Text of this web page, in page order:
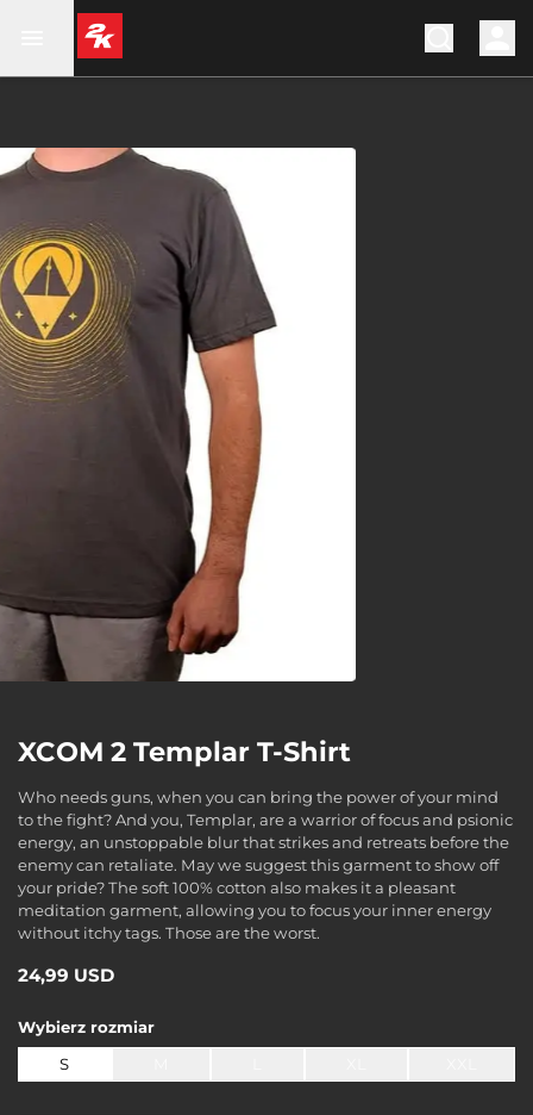
XCOM 2 Templar T-Shirt
Who needs guns, when you can bring the power of your mind
to the fight? And you, Templar, are a warrior of focus and psionic
energy, an unstoppable blur that strikes and retreats before the
enemy can retaliate. May we suggest this garment to show off
your pride? The soft 100% cotton also makes it a pleasant
meditation garment, allowing you to focus your inner energy
without itchy tags. Those are the worst.
24,99 USD
Wybierz rozmiar
S